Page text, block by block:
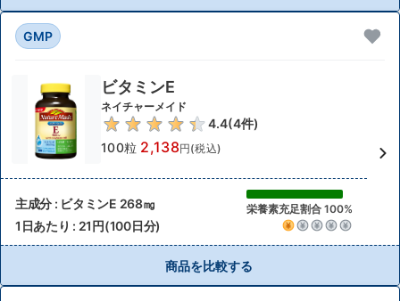
GMP
ビタミンE
ネイチャーメイド
4.4(4件)
100粒 2,138円(税込)
主成分 : ビタミンE 268㎎ 栄養素充足割合 100%
1日あたり : 21円(100日分)
商品を比較する